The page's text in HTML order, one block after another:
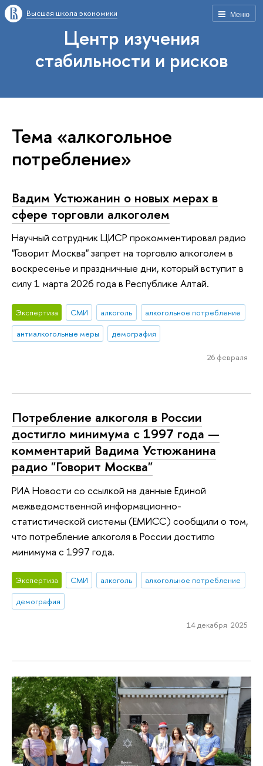
Меню
Высшая школа экономики
Центр изучения
стабильности и рисков
Тема «алкогольное
потребление»
Вадим Устюжанин о новых мерах в
сфере торговли алкоголем
Научный сотрудник ЦИСР прокомментировал радио
"Говорит Москва" запрет на торговлю алкоголем в
воскресенье и праздничные дни, который вступит в
силу 1 марта 2026 года в Республике Алтай.
Экспертиза СМИ алкоголь
алкогольное потребление
антиалкогольные меры
демография
26 февраля
Потребление алкоголя в России
достигло минимума с 1997 года —
комментарий Вадима Устюжанина
радио "Говорит Москва"
РИА Новости со ссылкой на данные Единой
межведомственной информационно-
статистической системы (ЕМИСС) сообщили о том,
что потребление алкоголя в России достигло
минимума с 1997 года.
Экспертиза СМИ алкоголь
алкогольное потребление
демография
14 декабря 2025